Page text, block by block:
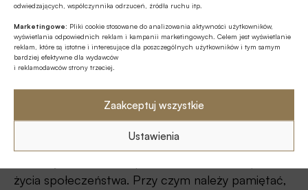
odwiedzających, współczynnika odrzuceń, źródła ruchu itp.
Marketingowe: Pliki cookie stosowane do analizowania aktywności użytkowników,
wyświetlania odpowiednich reklam i kampanii marketingowych. Celem jest wyświetlanie
reklam, które są istotne i interesujące dla poszczególnych użytkowników i tym samym
bardziej efektywne dla wydawców
i reklamodawców strony trzeciej.
Zaakceptuj wszystkie
Ustawienia
– Wyzwaniem dla banków jest to, w jaki sposób –
przy obowiązującej sytuacji prawnej – udostępnić
jak największej liczbie klientów produkty i usługi
bankowe w zróżnicowanych kanałach dostępu,
szczególnie zaś tych, w przypadku których
możliwości technologiczne dają nieograniczone
szanse na rozwój biznesu. Trzeba się zastanowić,
jak sprostać presji innowacyjności, która w dużej
życia społeczeństwa. Przy czym należy pamiętać,